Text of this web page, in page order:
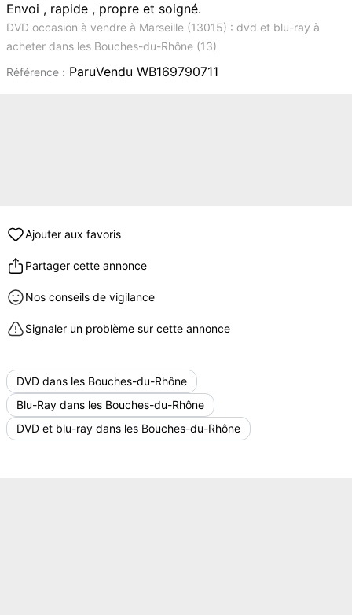
Envoi , rapide , propre et soigné.
DVD occasion à vendre à Marseille (13015) : dvd et blu-ray à
acheter dans les Bouches-du-Rhône (13)
Référence : ParuVendu WB169790711
Ajouter aux favoris
Partager cette annonce
Nos conseils de vigilance
Signaler un problème sur cette annonce
DVD dans les Bouches-du-Rhône
Blu-Ray dans les Bouches-du-Rhône
DVD et blu-ray dans les Bouches-du-Rhône